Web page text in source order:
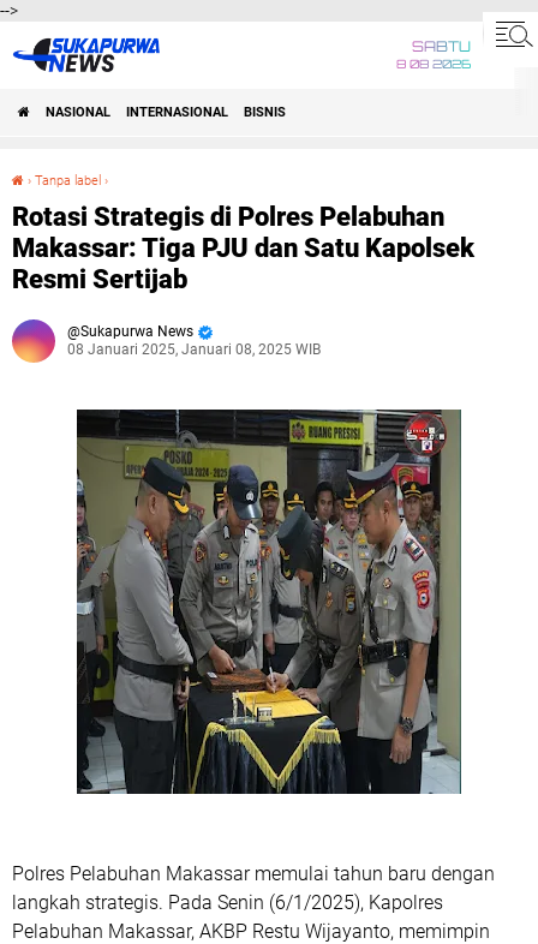
-->
SABTU
8 08 2026
NASIONAL INTERNASIONAL BISNIS
› Tanpa label ›
Rotasi Strategis di Polres Pelabuhan
Makassar: Tiga PJU dan Satu Kapolsek
Resmi Sertijab
Sukapurwa News
08 Januari 2025, Januari 08, 2025 WIB
Polres Pelabuhan Makassar memulai tahun baru dengan
langkah strategis. Pada Senin (6/1/2025), Kapolres
Pelabuhan Makassar, AKBP Restu Wijayanto, memimpin